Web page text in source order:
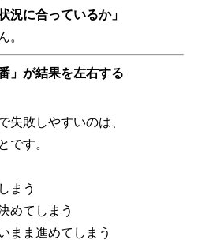
況に合っているか」
。
」が結果を左右する
失敗しやすいのは、
です。
まう
めてしまう
まま進めてしまう